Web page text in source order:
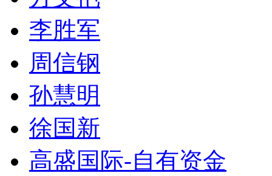
李胜军
周信钢
孙慧明
徐国新
高盛国际-自有资金